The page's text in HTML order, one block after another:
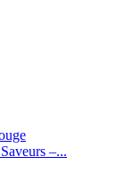
–...